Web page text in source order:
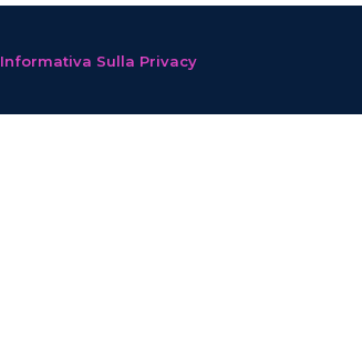
Informativa Sulla Privacy